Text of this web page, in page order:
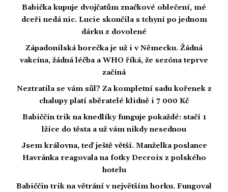
Babička kupuje dvojčatům značkové oblečení, mé
dceři nedá nic. Lucie skončila s tchyní po jednom
dárku z dovolené
Západonilská horečka je už i v Německu. Žádná
vakcína, žádná léčba a WHO říká, že sezóna teprve
začíná
Neztratila se vám sůl? Za kompletní sadu kořenek z
chalupy platí sběratelé klidně i 7 000 Kč
Babiččin trik na knedlíky funguje pokaždé: stačí 1
lžíce do těsta a už vám nikdy nesednou
Jsem královna, teď ještě větší. Manželka poslance
Havránka reagovala na fotky Decroix z polského
hotelu
Babiččin trik na větrání v největším horku. Fungoval